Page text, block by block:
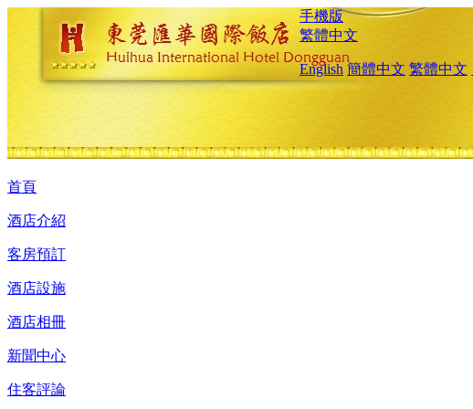
手機版
繁體中文
English 簡體中文 繁體中文
首頁
酒店介紹
客房預訂
酒店設施
酒店相冊
新聞中心
住客評論